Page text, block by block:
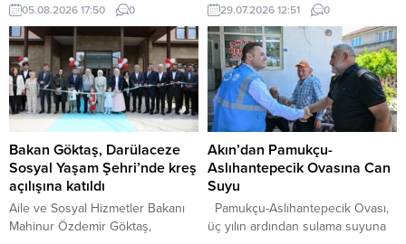
eden konaklama seçenekleri,
hareketli gece hayatı ve ulaşımı
kolay koylarıyla Türkiye’nin en
çok ilgi gören yaz tatili
merkezlerinden biridir. Avşa
Adası Tatil Rehberi 2026
Balıkesir’in Marmara ilçesine bağlı
olan adaya yalnızca deniz yoluyla
ulaşılır. İstanbul, Erdek ve
Tekirdağ’dan düzenlenen...
05.08.2026 17:50 0
olmaktan çıkmış; ticaretin,
iletişimin, eğlencenin ve dijital
hizmetlerin merkezine
dönüşmüştür. Bu gelişimle birlikte
web siteleri ve dijital projeler her
geçen gün daha fazla kullanıcıya
hizmet vermeye başlamıştır. Artan
ziyaretçi trafiği, yüksek hız
beklentisi ve güvenlik
gereksinimleri ise güçlü sunucu
altyapılarını vazgeçilmez hale
getirmiştir....
29.07.2026 12:51 0
Bakan Göktaş, Darülaceze
Sosyal Yaşam Şehri’nde kreş
açılışına katıldı
Aile ve Sosyal Hizmetler Bakanı
Mahinur Özdemir Göktaş,
Akın’dan Pamukçu-
Aslıhantepecik Ovasına Can
Suyu
Pamukçu-Aslıhantepecik Ovası,
üç yılın ardından sulama suyuna